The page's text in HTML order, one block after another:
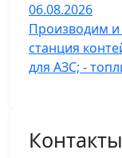
06.08.2026
Производим и
станция
для АЗС; -